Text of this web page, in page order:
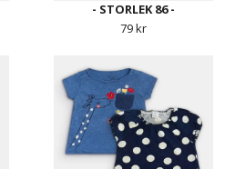
- STORLEK 86 -
79 kr